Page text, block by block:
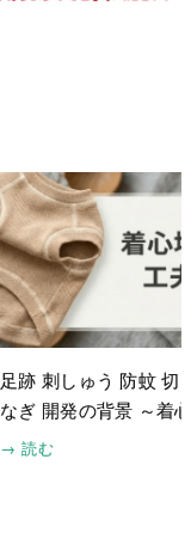
足跡 刺しゅう 防蚊 切
なぎ 開発の背景 ～着
したこと～
→ 読む